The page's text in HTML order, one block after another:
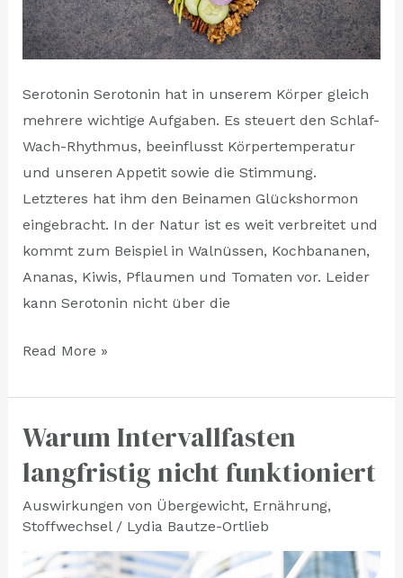
Serotonin Serotonin hat in unserem Körper gleich
mehrere wichtige Aufgaben. Es steuert den Schlaf-
Wach-Rhythmus, beeinflusst Körpertemperatur
und unseren Appetit sowie die Stimmung.
Letzteres hat ihm den Beinamen Glückshormon
eingebracht. In der Natur ist es weit verbreitet und
kommt zum Beispiel in Walnüssen, Kochbananen,
Ananas, Kiwis, Pflaumen und Tomaten vor. Leider
kann Serotonin nicht über die
Read More »
Warum Intervallfasten
langfristig nicht funktioniert
Auswirkungen von Übergewicht, Ernährung,
Stoffwechsel/ Lydia Bautze-Ortlieb
Warum
langfristig
nicht
funktioniert